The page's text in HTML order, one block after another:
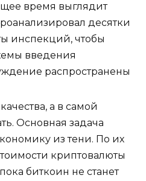
время выглядит
десятки
инспекций, чтобы
введения
распространены
а в самой
Основная задача
из тени. По их
криптовалюты
биткоин не станет